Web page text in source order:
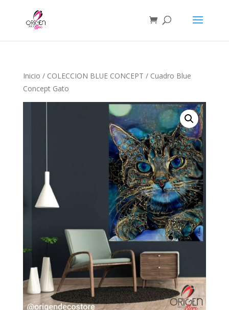
Inicio / COLECCION BLUE CONCEPT / Cuadro Blue
Concept Gato